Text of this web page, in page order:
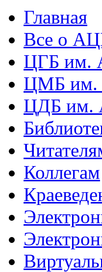
Главная
Все о
ЦГБ им.
ЦМБ им.
ЦДБ им.
Коллегам